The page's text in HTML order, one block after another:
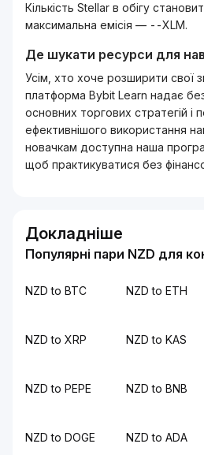
Кількість Stellar в обігу
максимальна емісія — --XLM.
Де шукати ресурси для
Усім, хто хоче розширити свої
платформа Bybit Learn надає
основних торгових стратегій
ефективнішого використання
новачкам доступна наша
щоб практикуватися без
Докладніше
Популярні пари NZD для
NZD to BTC NZD to ETH
NZD to XRP NZD to KAS
NZD to PEPE NZD to BNB
NZD to DOGE NZD to ADA